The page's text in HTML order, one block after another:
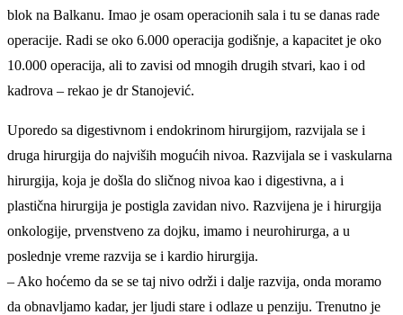
blok na Balkanu. Imao je osam operacionih sala i tu se danas rade
operacije. Radi se oko 6.000 operacija godišnje, a kapacitet je oko
10.000 operacija, ali to zavisi od mnogih drugih stvari, kao i od
kadrova – rekao je dr Stanojević.
Uporedo sa digestivnom i endokrinom hirurgijom, razvijala se i
druga hirurgija do najviših mogućih nivoa. Razvijala se i vaskularna
hirurgija, koja je došla do sličnog nivoa kao i digestivna, a i
plastična hirurgija je postigla zavidan nivo. Razvijena je i hirurgija
onkologije, prvenstveno za dojku, imamo i neurohirurga, a u
poslednje vreme razvija se i kardio hirurgija.
– Ako hoćemo da se se taj nivo održi i dalje razvija, onda moramo
da obnavljamo kadar, jer ljudi stare i odlaze u penziju. Trenutno je